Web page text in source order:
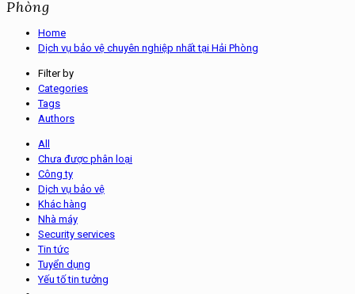
Phòng
Home
Dịch vụ bảo vệ chuyên nghiệp nhất tại Hải Phòng
Filter by
Categories
Tags
Authors
All
Chưa được phân loại
Công ty
Dịch vụ bảo vệ
Khác hàng
Nhà máy
Security services
Tin tức
Tuyển dụng
Yếu tố tin tưởng